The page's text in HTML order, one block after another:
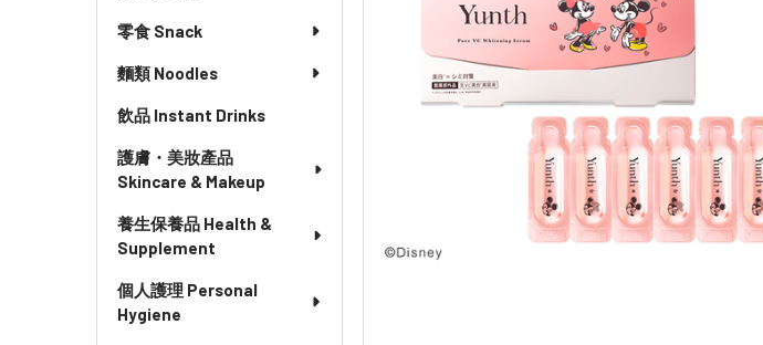
零食 Snack
麵類 Noodles
飲品 Instant Drinks
護膚・美妝產品
Skincare & Makeup
養生保養品 Health &
Supplement
個人護理 Personal
Hygiene